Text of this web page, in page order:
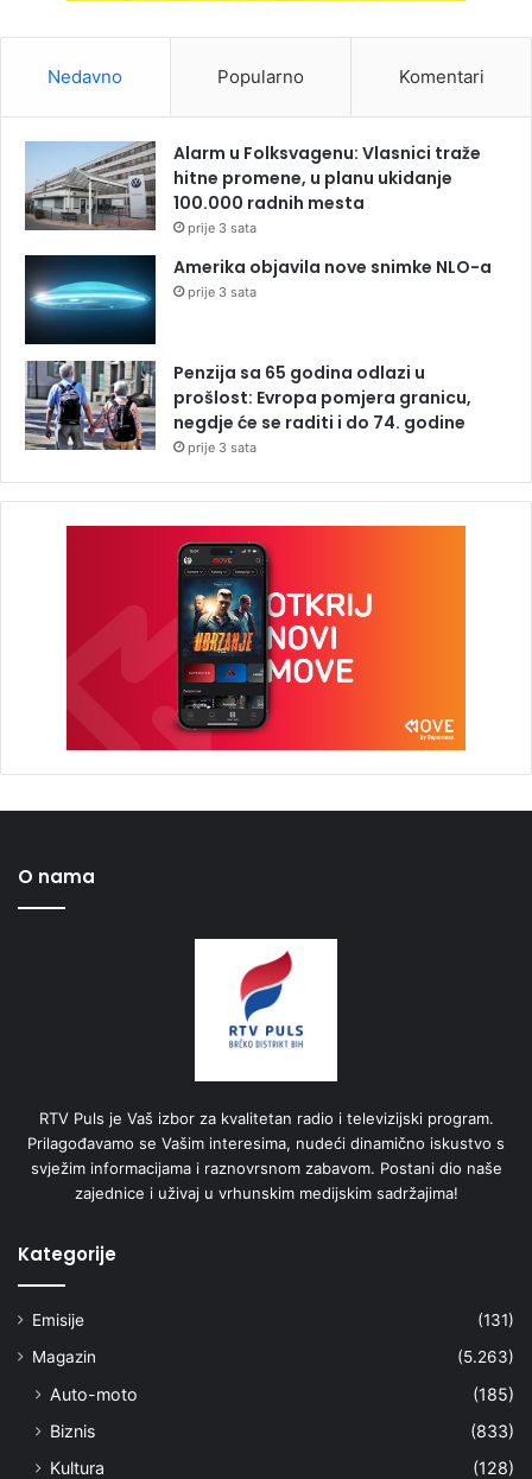
Nedavno Popularno Komentari
Alarm u Folksvagenu: Vlasnici traže
hitne promene, u planu ukidanje
100.000 radnih mesta
prije 3 sata
Amerika objavila nove snimke NLO-a
prije 3 sata
Penzija sa 65 godina odlazi u
prošlost: Evropa pomjera granicu,
negdje će se raditi i do 74. godine
prije 3 sata
O nama
RTV Puls je Vaš izbor za kvalitetan radio i televizijski program.
Prilagođavamo se Vašim interesima, nudeći dinamično iskustvo s
svježim informacijama i raznovrsnom zabavom. Postani dio naše
zajednice i uživaj u vrhunskim medijskim sadržajima!
Kategorije
Emisije
(131)
Magazin
(5.263)
Auto-moto
(185)
Biznis
(833)
Kultura
(128)